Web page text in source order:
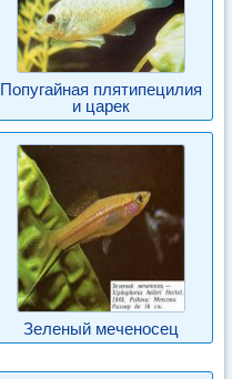
Попугайная плятипецилия
и царек
Зеленый меченосец